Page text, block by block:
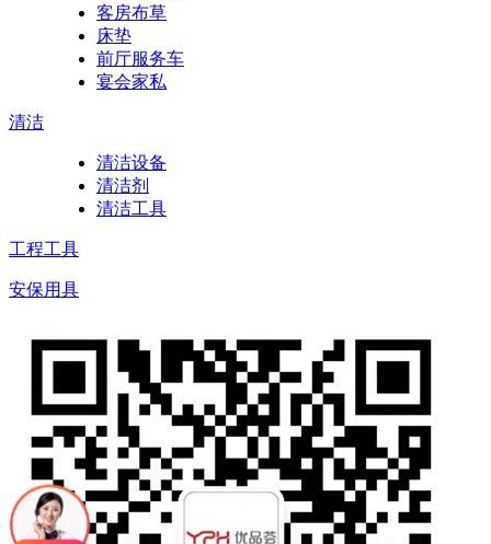
客房布草
床垫
前厅服务车
宴会家私
清洁
清洁设备
清洁剂
清洁工具
工程工具
安保用具